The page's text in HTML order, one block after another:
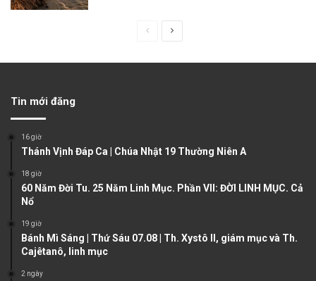
u
g
Tin mới đăng
16 giờ
Thánh Vịnh Đáp Ca | Chúa Nhật 19 Thường Niên A
18 giờ
60 Năm Đời Tu. 25 Năm Linh Mục. Phần VII: ĐỜI LINH MỤC. Cả
Nổ
19 giờ
Bánh Mì Sáng | Thứ Sáu 07.08 | Th. Xystô II, giám mục và Th.
Cajêtanô, linh mục
2 ngày